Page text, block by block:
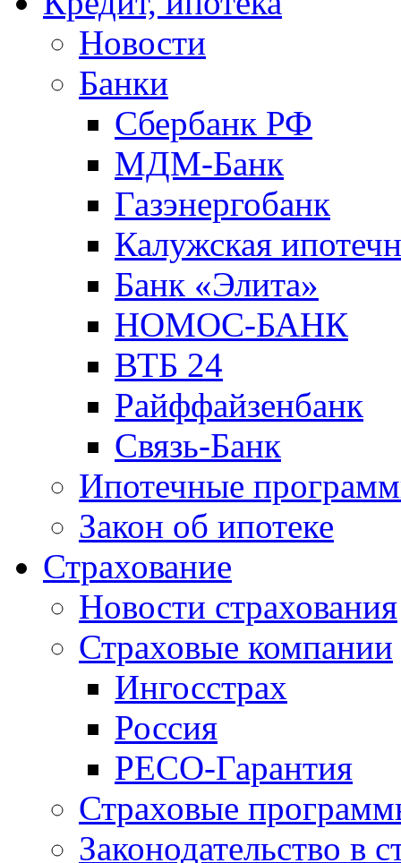
Новости
Банки
Сбербанк РФ
МДМ-Банк
Газэнергобанк
Калужская
Банк «Элита»
НОМОС-БАНК
ВТБ 24
Райффайзенбанк
Связь-Банк
Ипотечные
Закон об ипотеке
Страхование
Новости страхования
Страховые компании
Ингосстрах
Россия
РЕСО-Гарантия
Страховые
Законодательство в